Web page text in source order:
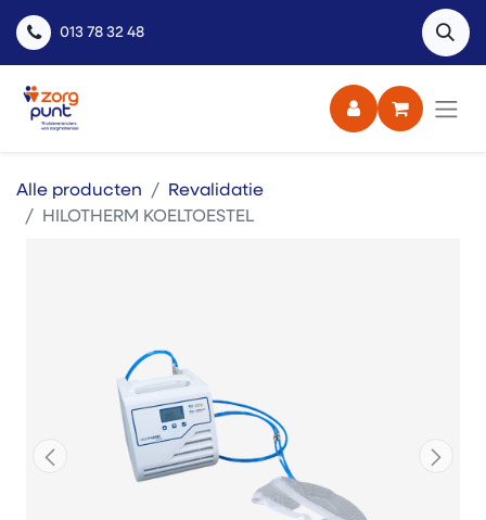
013 78 32 48
Alle producten
Revalidatie
HILOTHERM KOELTOESTEL